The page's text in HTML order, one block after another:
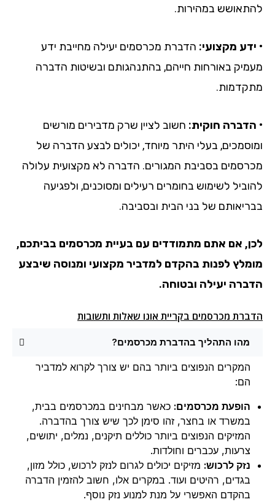
להתאושש במהירות.
• ידע מקצועי: הדברת מכרסמים יעילה מחייבת ידע
מעמיק באורחות חייהם, בהתנהגותם ובשיטות הדברה
מתקדמות.
• הדברה חוקית: חשוב לציין שרק מדבירים מורשים
ומוסמכים, בעלי היתר מיוחד, יכולים לבצע הדברה של
מכרסמים בסביבת המגורים. הדברה לא מקצועית עלולה
להוביל לשימוש בחומרים רעילים ומסוכנים, ולפגיעה
בבריאותם של בני הבית ובסביבה.
לכן, אם אתם מתמודדים עם בעיית מכרסמים בביתכם,
מומלץ לפנות בהקדם למדביר מקצועי ומנוסה שיבצע
הדברה יעילה ובטוחה.
הדברת מכרסמים בקריית אונו שאלות ותשובות
מהו התהליך בהדברת מכרסמים?
המקרים הנפוצים ביותר בהם יש צורך לקרוא למדביר
הם:
הופעת מכרסמים: כאשר מבחינים במכרסמים בבית,
במשרד או בחצר, זהו סימן לכך שיש צורך בהדברה.
המזיקים הנפוצים ביותר כוללים תיקנים, נמלים, יתושים,
צרעות, עכברים וחולדות.
נזק לרכוש: מזיקים יכולים לגרום לנזק לרכוש, כולל מזון,
בגדים, רהיטים ועוד. במקרים אלו, חשוב להזמין הדברה
בהקדם האפשרי על מנת למנוע נזק נוסף.